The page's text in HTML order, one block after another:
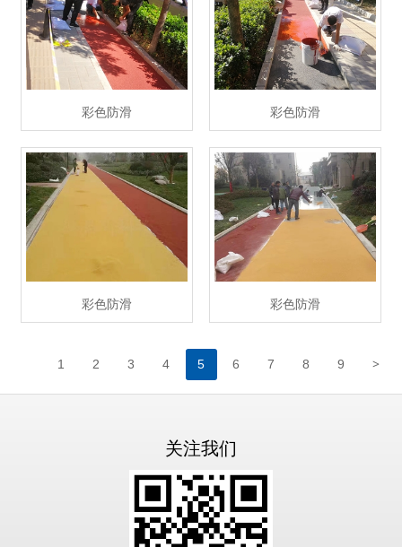
彩色防滑 彩色防滑
彩色防滑 彩色防滑
1 2 3 4 5 6 7 8 9 >
关注我们